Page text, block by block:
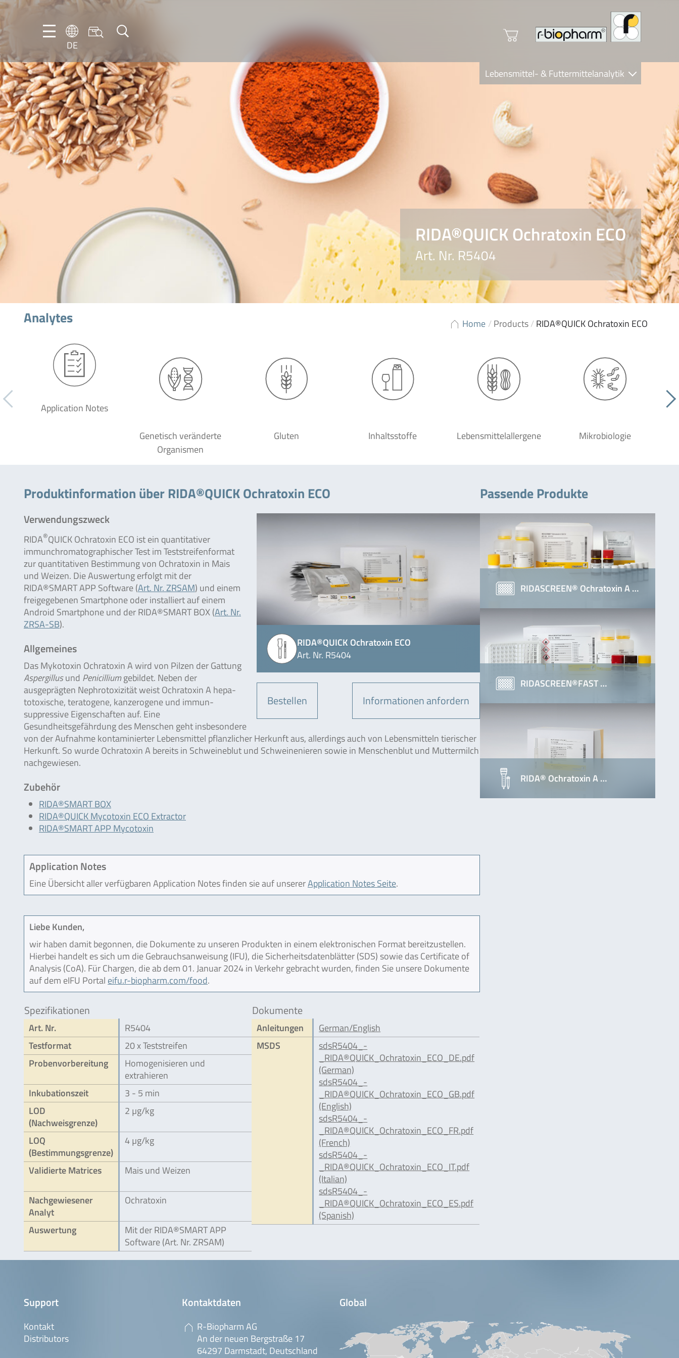
DE
DE
EN
Lebensmittel- & Futtermittelanalytik
R-Biopharm AG
Nutrition Care
RIDA®QUICK Ochratoxin ECO
Art. Nr. R5404
Home /Products/RIDA®QUICK Ochratoxin ECO
Analytes
Application Notes
Genetisch veränderte
Organismen
Gluten Inhaltsstoffe Lebensmittelallergene Mikrobiologie
Produktinformation über RIDA®QUICK Ochratoxin ECO
RIDA®QUICK Ochratoxin ECO
Art. Nr. R5404
Bestellen Informationen anfordern
Verwendungszweck
RIDA®QUICK Ochratoxin ECO ist ein quantitativer
immunchromatographischer Test im Teststreifenformat
zur quantitativen Bestimmung von Ochratoxin in Mais
und Weizen. Die Auswertung erfolgt mit der
RIDA®SMART APP Software (Art. Nr. ZRSAM) und einem
freigegebenen Smartphone oder installiert auf einem
Android Smartphone und der RIDA®SMART BOX (Art. Nr.
ZRSA-SB).
Allgemeines
Das Mykotoxin Ochratoxin A wird von Pilzen der Gattung
Aspergillusund Penicil­liumgebildet. Neben der
ausgeprägten Nephrotoxizität weist Ochratoxin A hepa­
totoxische, teratogene, kanzerogene und immun-
suppressive Eigenschaften auf. Eine
Gesundheitsgefährdung des Menschen geht insbesondere
von der Aufnahme kontaminierter Lebensmittel pflanzlicher Herkunft aus, allerdings auch von Le­bensmitteln tierischer
Herkunft. So wurde Ochratoxin A bereits in Schweineblut und Schweinenieren sowie in Menschenblut und Muttermilch
nachgewiesen.
Zubehör
RIDA®SMART BOX
RIDA®QUICK Mycotoxin ECO Extractor
RIDA®SMART APP Mycotoxin
Application Notes
Eine Übersicht aller verfügbaren Application Notes finden sie auf unsererApplication Notes Seite.
Liebe Kunden,
wir haben damit begonnen, die Dokumente zu unseren Produkten in einem elektronischen Format bereitzustellen.
Hierbei handelt es sich um die Gebrauchsanweisung (IFU), die Sicherheitsdatenblätter (SDS) sowie das Certificate of
Analysis (CoA). Für Chargen, die ab dem 01. Januar 2024 in Verkehr gebracht wurden, finden Sie unsere Dokumente
auf dem eIFU Portal eifu.r-biopharm.com/food.
Spezifikationen
Art. Nr.
R5404
Testformat
20 x Teststreifen
Probenvorbereitung
Homogenisieren und
extrahieren
Inkubationszeit
3 - 5 min
LOD
(Nachweisgrenze)
2 µg/kg
LOQ
(Bestimmungsgrenze)
4 µg/kg
Validierte Matrices Mais und Weizen
Nachgewiesener
Analyt
Ochratoxin
Auswertung
Mit der RIDA®SMART APP
Software (Art. Nr. ZRSAM)
Dokumente
Anleitungen
German/English
MSDS
sdsR5404_-
_RIDA®QUICK_Ochratoxin_ECO_DE.pdf
(German)
sdsR5404_-
_RIDA®QUICK_Ochratoxin_ECO_GB.pdf
(English)
sdsR5404_-
_RIDA®QUICK_Ochratoxin_ECO_FR.pdf
(French)
sdsR5404_-
_RIDA®QUICK_Ochratoxin_ECO_IT.pdf
(Italian)
sdsR5404_-
_RIDA®QUICK_Ochratoxin_ECO_ES.pdf
(Spanish)
Passende Produkte
RIDASCREEN® Ochratoxin A …
RIDASCREEN®FAST …
RIDA® Ochratoxin A …
Support
Kontakt
Distributors
Kontaktdaten
R-Biopharm AG
An der neuen Bergstraße 17
64297 Darmstadt, Deutschland
Global